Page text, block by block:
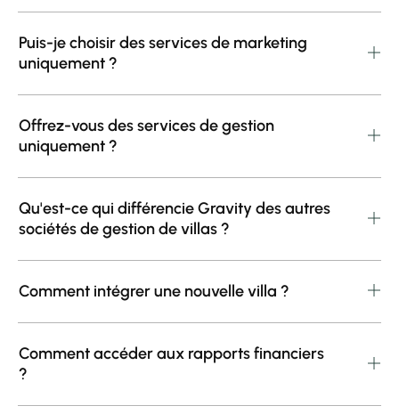
Puis-je choisir des services de marketing
uniquement ?
Offrez-vous des services de gestion
uniquement ?
Qu'est-ce qui différencie Gravity des autres
sociétés de gestion de villas ?
Comment intégrer une nouvelle villa ?
Comment accéder aux rapports financiers
?